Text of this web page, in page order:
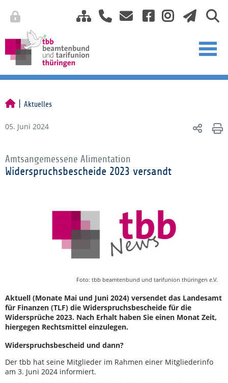
Aktuelles
05. Juni 2024
Amtsangemessene Alimentation
Widerspruchsbescheide 2023 versandt
Foto: tbb beamtenbund und tarifunion thüringen e.V.
Aktuell (Monate Mai und Juni 2024) versendet das Landesamt
für Finanzen (TLF) die Widerspruchsbescheide für die
Widersprüche 2023. Nach Erhalt haben Sie einen Monat Zeit,
hiergegen Rechtsmittel einzulegen.
Widerspruchsbescheid und dann?
Der tbb hat seine Mitglieder im Rahmen einer Mitgliederinfo
am 3. Juni 2024 informiert.